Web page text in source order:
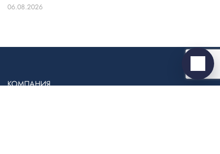
06.08.2026
КОМПАНИЯ